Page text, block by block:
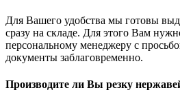
Для Вашего удобства мы готовы
сразу на складе. Для этого Вам
персональному менеджеру с
документы заблаговременно.
Производите ли Вы резку